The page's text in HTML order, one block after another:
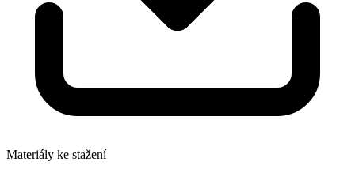
Materiály ke stažení